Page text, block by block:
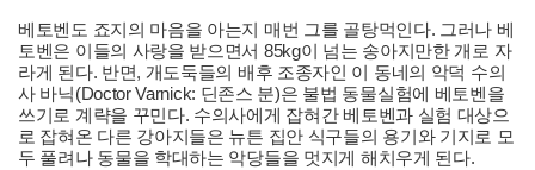
베토벤도 죠지의 마음을 아는지 매번 그를 골탕먹인다. 그러나 베
토벤은 이들의 사랑을 받으면서 85kg이 넘는 송아지만한 개로 자
라게 된다. 반면, 개도둑들의 배후 조종자인 이 동네의 악덕 수의
사 바닉(Doctor Varnick: 딘존스 분)은 불법 동물실험에 베토벤을
쓰기로 계략을 꾸민다. 수의사에게 잡혀간 베토벤과 실험 대상으
로 잡혀온 다른 강아지들은 뉴튼 집안 식구들의 용기와 기지로 모
두 풀려나 동물을 학대하는 악당들을 멋지게 해치우게 된다.